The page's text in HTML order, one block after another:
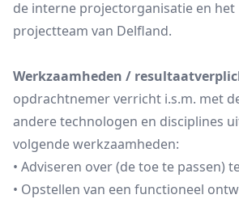
de interne projectorganisatie en het
projectteam van Delfland.
Werkzaamheden /
opdrachtnemer verricht i.s.m. met
andere technologen en disciplines
volgende werkzaamheden:
• Adviseren over (de toe te passen)
• Opstellen van een functioneel